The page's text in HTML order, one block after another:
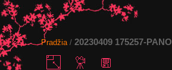
Pradžia/ 20230409 175257-PANO